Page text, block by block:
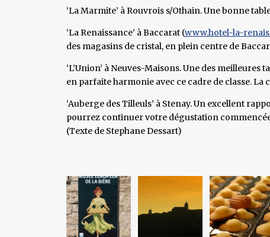
‘La Marmite’ à Rouvrois s/Othain. Une bonne
‘La Renaissance’ à Baccarat (www.hotel-la-
des magasins de cristal, en plein centre de
‘L’Union’ à Neuves-Maisons. Une des
en parfaite harmonie avec ce cadre de classe.
‘Auberge des Tilleuls’ à Stenay. Un excellent
pourrez continuer votre dégustation commencée
(Texte de Stephane Dessart)